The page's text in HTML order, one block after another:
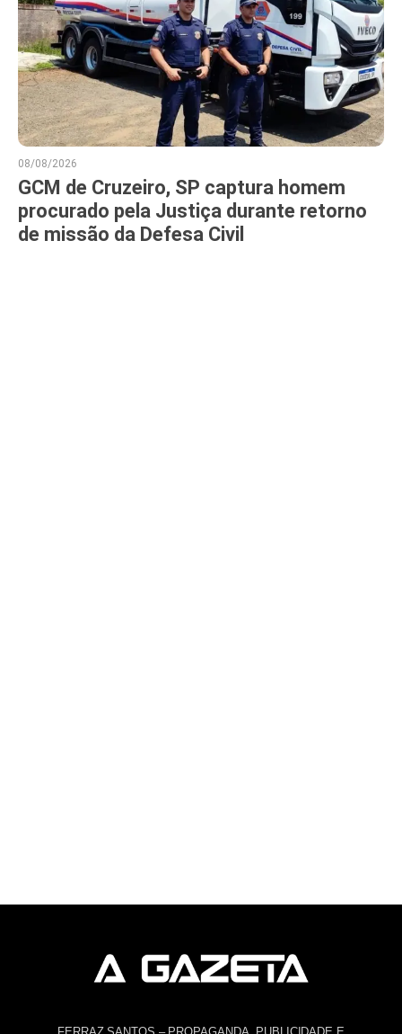
08/08/2026
GCM de Cruzeiro, SP captura homem
procurado pela Justiça durante retorno
de missão da Defesa Civil